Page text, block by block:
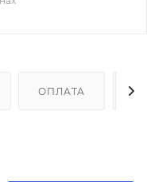
ОПЛАТА